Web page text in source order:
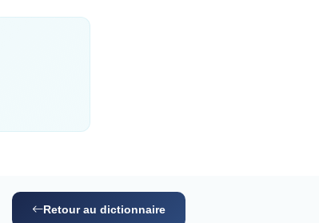
Retour au dictionnaire